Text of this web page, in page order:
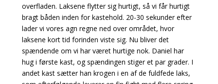
overfladen. Laksene flytter sig hurtigt, så vi får hurtigt
bragt båden inden for kastehold. 20-30 sekunder efter
lader vi vores agn regne ned over området, hvor
laksene kort tid forinden viste sig. Nu bliver det
spændende om vi har været hurtige nok. Daniel har
hug i første kast, og spændingen stiger et par grader. I
andet kast sætter han krogen i en af de fuldfede laks,